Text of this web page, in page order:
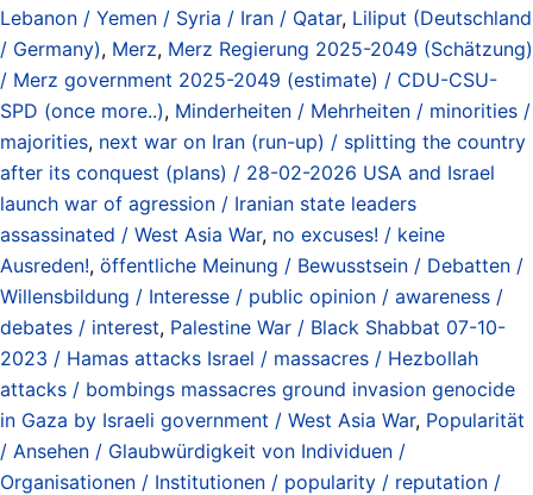
Lebanon / Yemen / Syria / Iran / Qatar, Liliput (Deutschland
/ Germany), Merz, Merz Regierung 2025-2049 (Schätzung)
/ Merz government 2025-2049 (estimate) / CDU-CSU-
SPD (once more..), Minderheiten / Mehrheiten / minorities /
majorities, next war on Iran (run-up) / splitting the country
after its conquest (plans) / 28-02-2026 USA and Israel
launch war of agression / Iranian state leaders
assassinated / West Asia War, no excuses! / keine
Ausreden!, öffentliche Meinung / Bewusstsein / Debatten /
Willensbildung / Interesse / public opinion / awareness /
debates / interest, Palestine War / Black Shabbat 07-10-
2023 / Hamas attacks Israel / massacres / Hezbollah
attacks / bombings massacres ground invasion genocide
in Gaza by Israeli government / West Asia War, Popularität
/ Ansehen / Glaubwürdigkeit von Individuen /
Organisationen / Institutionen / popularity / reputation /